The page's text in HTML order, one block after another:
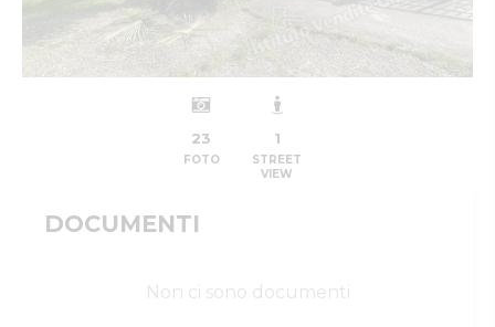
23
FOTO
1
STREET
VIEW
DOCUMENTI
Non ci sono documenti